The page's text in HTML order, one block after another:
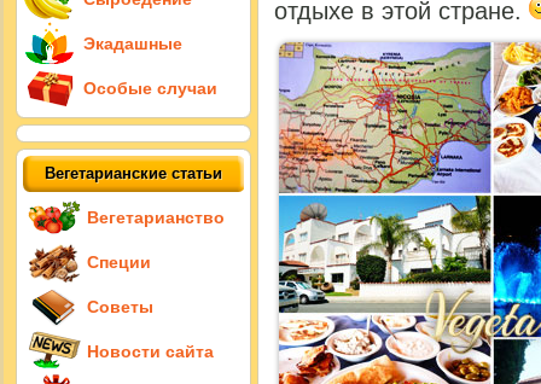
отдыхе в этой стране.
Экадашные
Особые случаи
Вегетарианские статьи
Вегетарианство
Специи
Советы
Новости сайта